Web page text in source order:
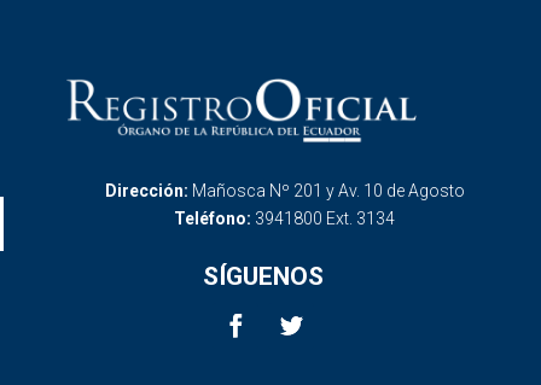
Dirección: Mañosca Nº 201 y Av. 10 de Agosto
Teléfono: 3941800 Ext. 3134
SÍGUENOS